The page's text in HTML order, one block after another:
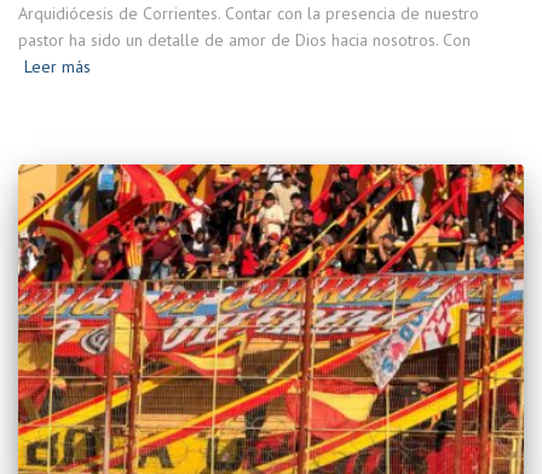
Arquidiócesis de Corrientes. Contar con la presencia de nuestro
pastor ha sido un detalle de amor de Dios hacia nosotros. Con
Leer más